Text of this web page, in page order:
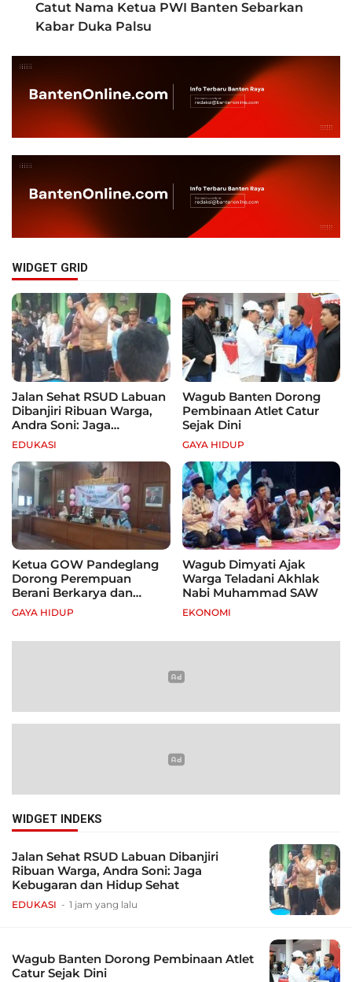
Catut Nama Ketua PWI Banten Sebarkan
Kabar Duka Palsu
WIDGET GRID
Jalan Sehat RSUD Labuan
Dibanjiri Ribuan Warga,
Andra Soni: Jaga
Kebugaran dan Hidup
Sehat
EDUKASI
Wagub Banten Dorong
Pembinaan Atlet Catur
Sejak Dini
GAYA HIDUP
Ketua GOW Pandeglang
Dorong Perempuan
Berani Berkarya dan
Mandiri
GAYA HIDUP
Wagub Dimyati Ajak
Warga Teladani Akhlak
Nabi Muhammad SAW
EKONOMI
WIDGET INDEKS
Jalan Sehat RSUD Labuan Dibanjiri
Ribuan Warga, Andra Soni: Jaga
Kebugaran dan Hidup Sehat
EDUKASI 1 jam yang lalu
Wagub Banten Dorong Pembinaan Atlet
Catur Sejak Dini